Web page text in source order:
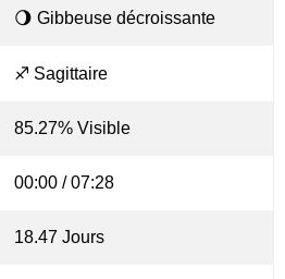
🌖 Gibbeuse décroissante
♐ Sagittaire
85.27% Visible
00:00 / 07:28
18.47 Jours